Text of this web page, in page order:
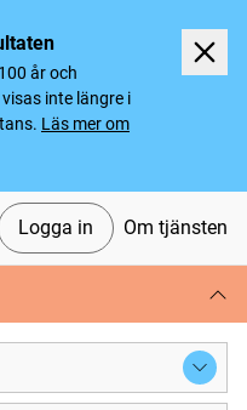
år och
inte längre i
Läs mer om
Logga in Om tjänsten